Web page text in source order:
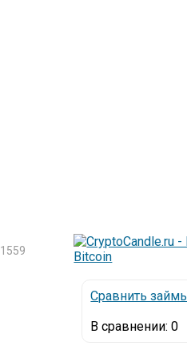
1559
Сравнить
В сравнении:0